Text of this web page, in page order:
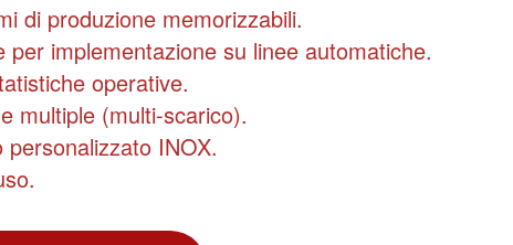
di produzione memorizzabili.
per implementazione su linee automatiche.
operative.
multiple (multi-scarico).
personalizzato INOX.